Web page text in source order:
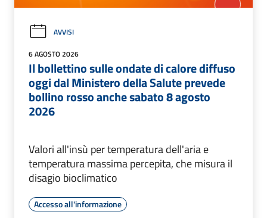
AVVISI
6 AGOSTO 2026
Il bollettino sulle ondate di calore diffuso
oggi dal Ministero della Salute prevede
bollino rosso anche sabato 8 agosto
2026
Valori all'insù per temperatura dell'aria e
temperatura massima percepita, che misura il
disagio bioclimatico
Accesso all'informazione